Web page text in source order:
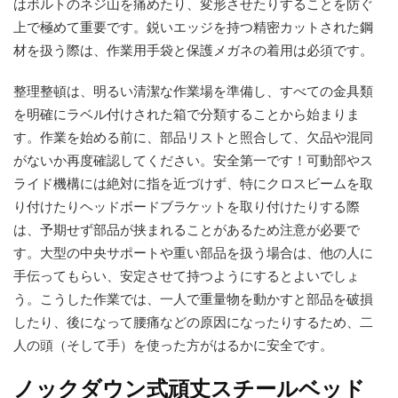
はボルトのネジ山を痛めたり、変形させたりすることを防ぐ
上で極めて重要です。鋭いエッジを持つ精密カットされた鋼
材を扱う際は、作業用手袋と保護メガネの着用は必須です。
整理整頓は、明るい清潔な作業場を準備し、すべての金具類
を明確にラベル付けされた箱で分類することから始まりま
す。作業を始める前に、部品リストと照合して、欠品や混同
がないか再度確認してください。安全第一です！可動部やス
ライド機構には絶対に指を近づけず、特にクロスビームを取
り付けたりヘッドボードブラケットを取り付けたりする際
は、予期せず部品が挟まれることがあるため注意が必要で
す。大型の中央サポートや重い部品を扱う場合は、他の人に
手伝ってもらい、安定させて持つようにするとよいでしょ
う。こうした作業では、一人で重量物を動かすと部品を破損
したり、後になって腰痛などの原因になったりするため、二
人の頭（そして手）を使った方がはるかに安全です。
ノックダウン式頑丈スチールベッド